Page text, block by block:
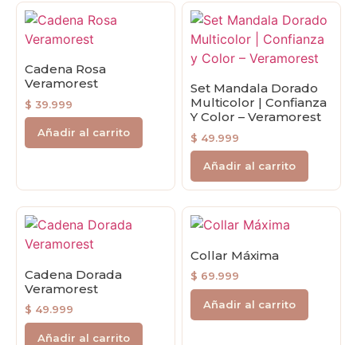
Cadena Rosa
Veramorest
$ 39.999
Añadir al carrito
Set Mandala Dorado
Multicolor | Confianza
Y Color – Veramorest
$ 49.999
Añadir al carrito
Cadena Dorada
Veramorest
$ 49.999
Añadir al carrito
Collar Máxima
$ 69.999
Añadir al carrito